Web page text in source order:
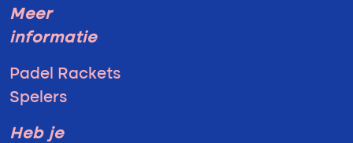
Meer
informatie
Padel Rackets
Spelers
Heb je